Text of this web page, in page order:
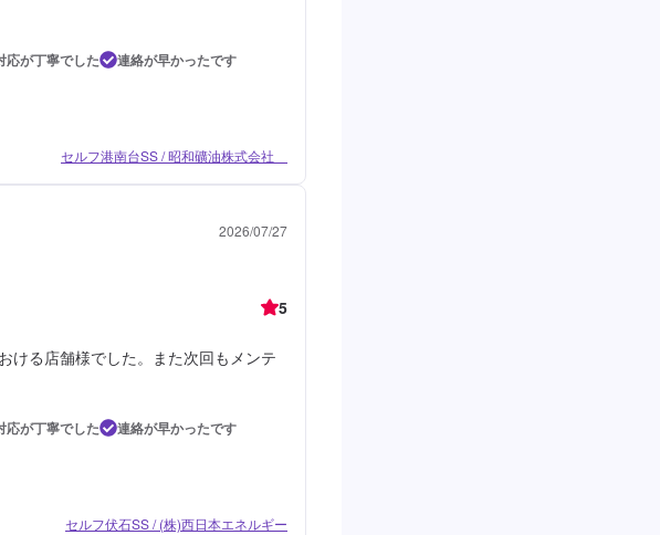
応が丁寧でした
連絡が早かったです
セルフ港南台SS / 昭和礦油株式会社
2026/07/27
5
る店舗様でした。また次回もメンテ
応が丁寧でした
連絡が早かったです
セルフ伏石SS / (株)西日本エネルギー